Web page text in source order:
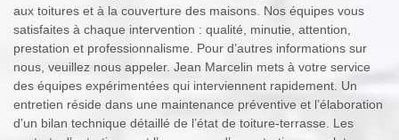
aux toitures et à la couverture des maisons. Nos équipes vous
satisfaites à chaque intervention : qualité, minutie, attention,
prestation et professionnalisme. Pour d’autres informations sur
nous, veuillez nous appeler. Jean Marcelin mets à votre service
des équipes expérimentées qui interviennent rapidement. Un
entretien réside dans une maintenance préventive et l’élaboration
d’un bilan technique détaillé de l’état de toiture-terrasse. Les